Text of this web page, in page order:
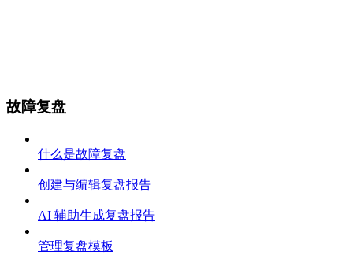
故障复盘
什么是故障复盘
创建与编辑复盘报告
AI 辅助生成复盘报告
管理复盘模板